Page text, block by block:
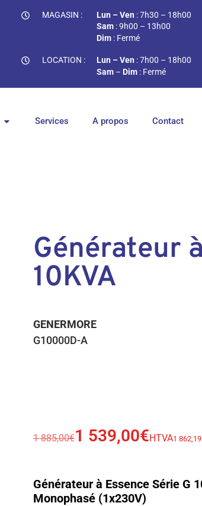
MAGASIN : Lun – Ven : 7h30 – 18h00
Sam : 9h00 – 13h00
Dim : Fermé
LOCATION : Lun – Ven : 7h00 – 18h00
Sam – Dim : Fermé
Services A propos Contact
Générateur
10KVA
GENERMORE
G10000D-A
1 885,00€1 539,00€HTVA1
Générateur à Essence Série G
Monophasé (1x230V)